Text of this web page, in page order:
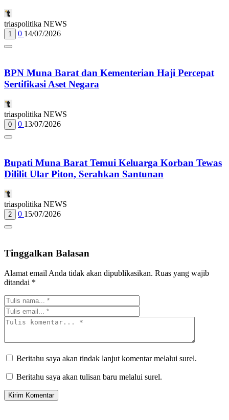
triaspolitika NEWS
1 0 14/07/2026
BPN Muna Barat dan Kementerian Haji Percepat
Sertifikasi Aset Negara
triaspolitika NEWS
0 0 13/07/2026
Bupati Muna Barat Temui Keluarga Korban Tewas
Dililit Ular Piton, Serahkan Santunan
triaspolitika NEWS
2 0 15/07/2026
Tinggalkan Balasan
Alamat email Anda tidak akan dipublikasikan. Ruas yang wajib
ditandai *
Beritahu saya akan tindak lanjut komentar melalui surel.
Beritahu saya akan tulisan baru melalui surel.